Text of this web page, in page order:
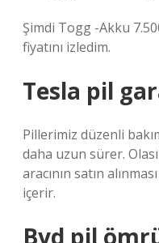
Şimdi Togg -Akku
fiyatını izledim.
Tesla pil
Pillerimiz düzenli
daha uzun sürer.
aracının satın
içerir.
Byd pil